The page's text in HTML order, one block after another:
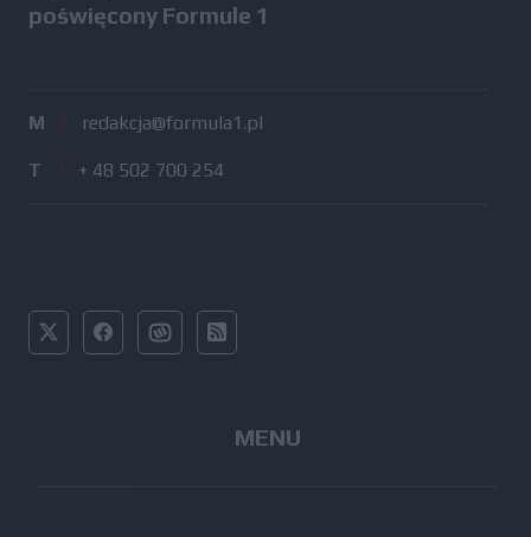
poświęcony Formule 1
M / redakcja@formula1.pl
T / + 48 502 700 254
MENU